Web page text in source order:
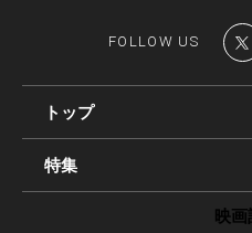
FOLLOW US
トップ
特集
映